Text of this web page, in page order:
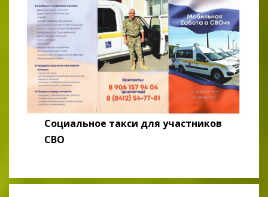
Социальное такси для участников
СВО